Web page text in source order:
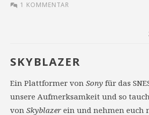
1 KOMMENTAR
SKYBLAZER
Ein Plattformer von Sony für das
unsere Aufmerksamkeit und so
von Skyblazer ein und nehmen euch